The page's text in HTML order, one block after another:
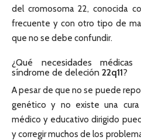
del cromosoma 22, conocida
frecuente y con otro tipo de
que no se debe confundir.
¿Qué necesidades
síndrome de deleción 22q11?
A pesar de que no se puede
genético y no existe una
médico y educativo dirigido
y corregir muchos de los